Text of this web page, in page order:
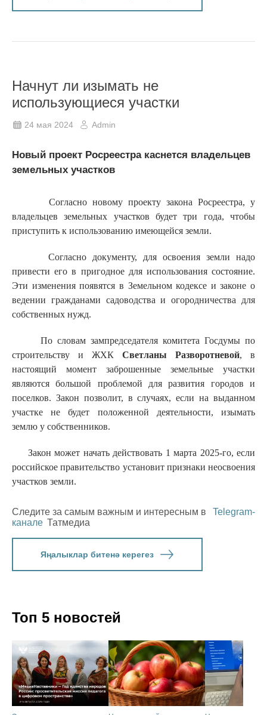
Начнут ли изымать не
использующиеся участки
24 мая 2024 Admin
Новый проект Росреестра каснется владельцев
земельных участков
Согласно новому проекту закона Росреестра, у
владельцев земельных участков будет три года, чтобы
приступить к использованию имеющейся земли.
Согласно документу, для освоения земли надо
привести его в пригодное для использования состояние.
Эти изменения появятся в Земельном кодексе и законе о
ведении гражданами садоводства и огородничества для
собственных нужд.
По словам зампредседателя комитета Госдумы по
строительству и ЖХК Светланы Разворотневой, в
настоящий момент заброшенные земельные участки
являются большой проблемой для развития городов и
поселков. Закон позволит, в случаях, если на выданном
участке не будет положенной деятельности, изымать
землю у собственников.
Закон может начать действовать 1 марта 2025-го, если
российское правительство установит признаки неосвоения
участков земли.
Следите за самым важным и интересным в
Telegram-
канале Татмедиа
Яңалыклар битенә керегез
Топ 5 новостей